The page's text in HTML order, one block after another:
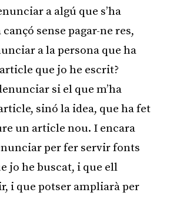
a algú que s’ha
sense pagar-ne res,
a la persona que ha
que jo he escrit?
si el que m’ha
sinó la idea, que ha fet
un article nou. I encara
per fer servir fonts
jo he buscat, i que ell
i que potser ampliarà per